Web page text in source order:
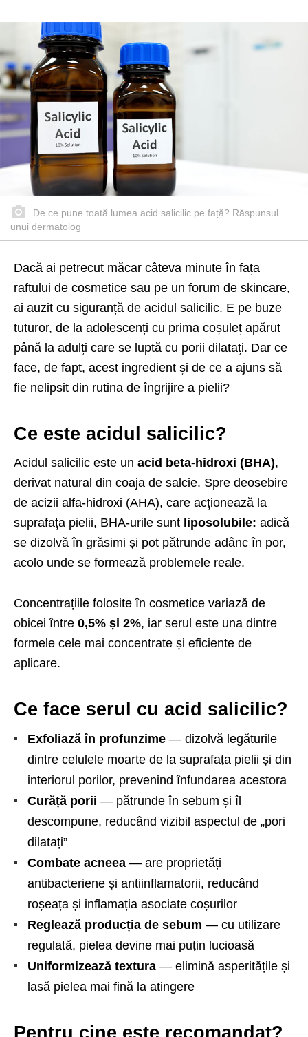
De ce pune toată lumea acid salicilic pe față? Răspunsul
unui dermatolog
Dacă ai petrecut măcar câteva minute în fața
raftului de cosmetice sau pe un forum de skincare,
ai auzit cu siguranță de acidul salicilic. E pe buze
tuturor, de la adolescenți cu prima coșuleț apărut
până la adulți care se luptă cu porii dilatați. Dar ce
face, de fapt, acest ingredient și de ce a ajuns să
fie nelipsit din rutina de îngrijire a pielii?
Ce este acidul salicilic?
Acidul salicilic este un acid beta-hidroxi (BHA),
derivat natural din coaja de salcie. Spre deosebire
de acizii alfa-hidroxi (AHA), care acționează la
suprafața pielii, BHA-urile sunt liposolubile: adică
se dizolvă în grăsimi și pot pătrunde adânc în por,
acolo unde se formează problemele reale.
Concentrațiile folosite în cosmetice variază de
obicei între 0,5% și 2%, iar serul este una dintre
formele cele mai concentrate și eficiente de
aplicare.
Ce face serul cu acid salicilic?
Exfoliază în profunzime — dizolvă legăturile
dintre celulele moarte de la suprafața pielii și din
interiorul porilor, prevenind înfundarea acestora
Curăță porii — pătrunde în sebum și îl
descompune, reducând vizibil aspectul de „pori
dilatați”
Combate acneea — are proprietăți
antibacteriene și antiinflamatorii, reducând
roșeața și inflamația asociate coșurilor
Reglează producția de sebum — cu utilizare
regulată, pielea devine mai puțin lucioasă
Uniformizează textura — elimină asperitățile și
lasă pielea mai fină la atingere
Pentru cine este recomandat?